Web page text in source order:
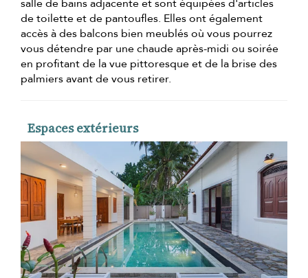
salle de bains adjacente et sont équipées d'articles
de toilette et de pantoufles. Elles ont également
accès à des balcons bien meublés où vous pourrez
vous détendre par une chaude après-midi ou soirée
en profitant de la vue pittoresque et de la brise des
palmiers avant de vous retirer.
Espaces extérieurs